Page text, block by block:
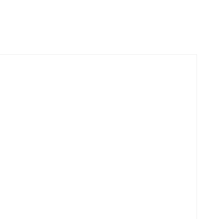
Sie sind wichtige Grundstoffe für den Aufbau von
dafür, dass die Leistungsfähigkeit während
Mehrbedarf jedoch durch eine gesunde Ernährung
Leistungseinbruch entgegenwirken.
unverzichtbarer (essentieller) Aminosäuren
entstehen, die den Stoffwechsel zusätzlich belasten
in der Sporttasche mitgenommen und je nach